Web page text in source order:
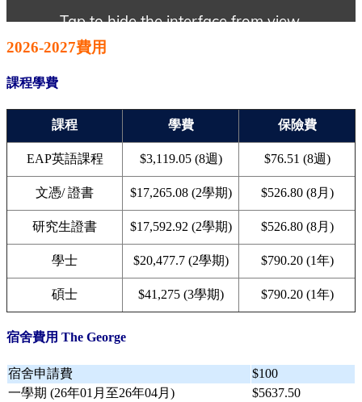
2026-2027費用
課程學費
課程 學費 保險費
EAP英語課程 $3,119.05 (8週) $76.51 (8週)
文憑/ 證書 $17,265.08 (2學期) $526.80 (8月)
研究生證書 $17,592.92 (2學期) $526.80 (8月)
學士 $20,477.7 (2學期) $790.20 (1年)
碩士 $41,275 (3學期) $790.20 (1年)
宿舍費用 The George
宿舍申請費
$100
一學期 (26年01月至26年04月)
$5637.50